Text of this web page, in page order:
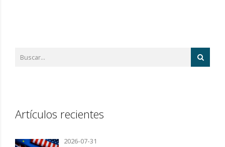
Artículos recientes
2026-07-31